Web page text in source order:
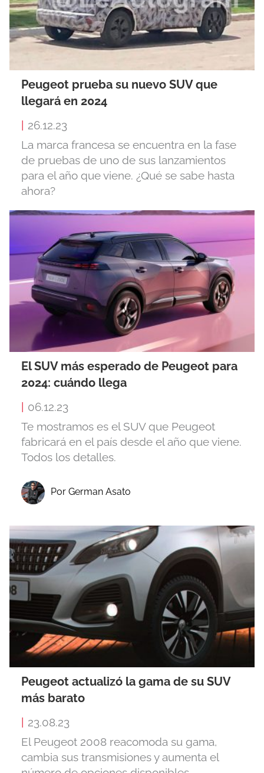
Peugeot prueba su nuevo SUV que
llegará en 2024
26.12.23
La marca francesa se encuentra en la fase
de pruebas de uno de sus lanzamientos
para el año que viene. ¿Qué se sabe hasta
ahora?
El SUV más esperado de Peugeot para
2024: cuándo llega
06.12.23
Te mostramos es el SUV que Peugeot
fabricará en el país desde el año que viene.
Todos los detalles.
Por German Asato
Peugeot actualizó la gama de su SUV
más barato
| 23.08.23
El Peugeot 2008 reacomoda su gama,
cambia sus transmisiones y aumenta el